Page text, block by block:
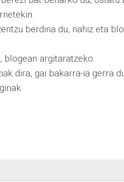
berdina du, nahiz eta
blogean argitaratzeko.
dira, gai bakarra-ia gerra